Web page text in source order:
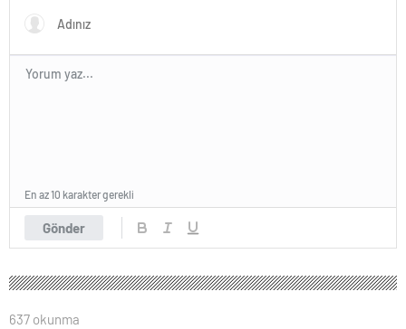
Gönder
En az 10 karakter gerekli
637 okunma